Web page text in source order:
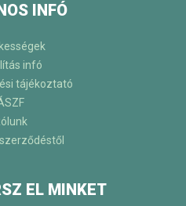
INFÓ
infó
tájékoztató
EL MINKET